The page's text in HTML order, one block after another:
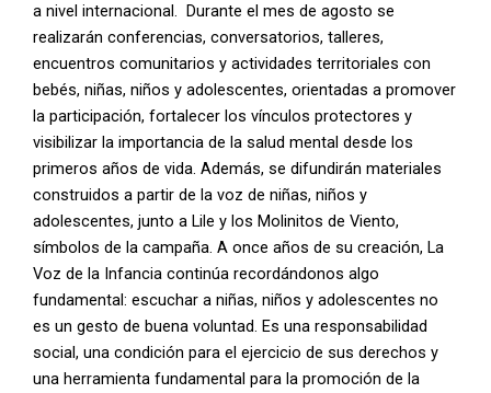
a nivel internacional. Durante el mes de agosto se
realizarán conferencias, conversatorios, talleres,
encuentros comunitarios y actividades territoriales con
bebés, niñas, niños y adolescentes, orientadas a promover
la participación, fortalecer los vínculos protectores y
visibilizar la importancia de la salud mental desde los
primeros años de vida. Además, se difundirán materiales
construidos a partir de la voz de niñas, niños y
adolescentes, junto a Lile y los Molinitos de Viento,
símbolos de la campaña. A once años de su creación, La
Voz de la Infancia continúa recordándonos algo
fundamental: escuchar a niñas, niños y adolescentes no
es un gesto de buena voluntad. Es una responsabilidad
social, una condición para el ejercicio de sus derechos y
una herramienta fundamental para la promoción de la